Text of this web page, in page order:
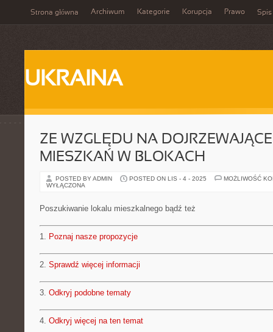
Strona główna Archiwum Kategorie Korupcja Prawo Spis
UKRAINA
ZE WZGLĘDU NA
MIESZKAŃ W BLOKACH
POSTED BY ADMIN POSTED ON LIS - 4 - 2025
MOŻLIWOŚĆ
WYŁĄCZONA
Poszukiwanie lokalu mieszkalnego bądź też
1. Poznaj nasze propozycje
2. Sprawdź więcej informacji
3. Odkryj podobne tematy
4. Odkryj więcej na ten temat